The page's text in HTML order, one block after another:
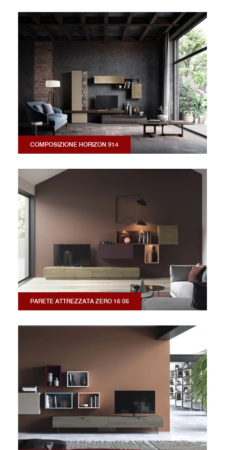
COMPOSIZIONE HORIZON 914
PARETE ATTREZZATA ZERO 16 06